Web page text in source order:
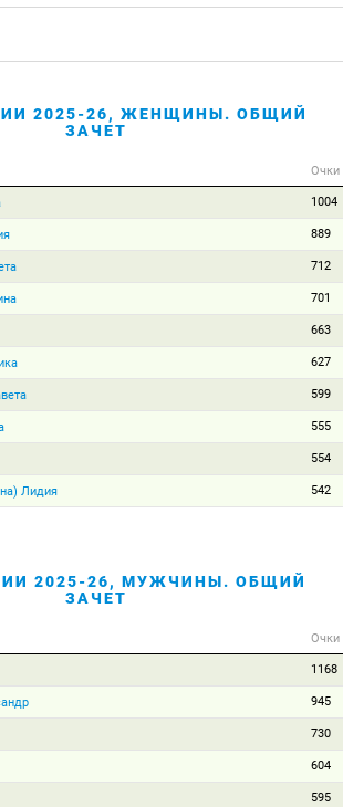
2025-26, ЖЕНЩИНЫ. ОБЩИЙ
ЗАЧЕТ
Очки
1004
889
712
701
663
627
599
555
554
Лидия 542
2025-26, МУЖЧИНЫ. ОБЩИЙ
ЗАЧЕТ
Очки
1168
945
730
604
595